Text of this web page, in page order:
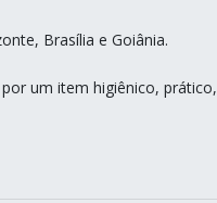
Brasília e Goiânia.
um item higiênico, prático,